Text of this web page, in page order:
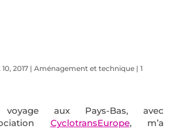
2017| Aménagement et technique| 1
aux Pays-Bas, avec
CyclotransEurope, m’a